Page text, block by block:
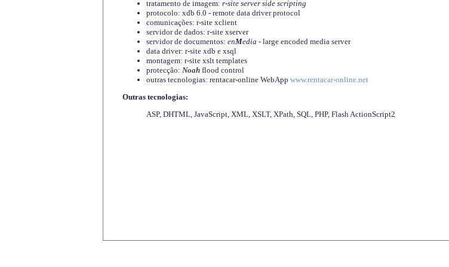
tratamento de imagem: r-site server side scripting
protocolo: xdb 6.0 - remote data driver protocol
comunicações: r-site xclient
servidor de dados: r-site xserver
servidor de documentos: enMedia - large encoded media server
data driver: r-site xdb e xsql
montagem: r-site xslt templates
protecção: Noahflood control
outras tecnologias: rentacar-online WebApp www.rentacar-online.net
Outras tecnologias:
ASP, DHTML, JavaScript, XML, XSLT, XPath, SQL, PHP, Flash ActionScript2